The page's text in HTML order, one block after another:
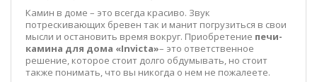
Камин в доме – это всегда красиво. Звук
потрескивающих бревен так и манит погрузиться в свои
мысли и остановить время вокруг. Приобретение печи-
камина для дома «Invicta»– это ответственное
решение, которое стоит долго обдумывать, но стоит
также понимать, что вы никогда о нем не пожалеете.